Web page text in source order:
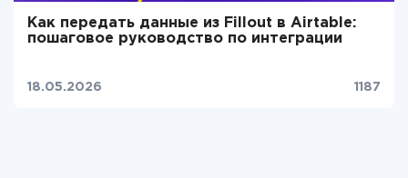
Как передать данные из Fillout в Airtable:
пошаговое руководство по интеграции
18.05.2026 1187